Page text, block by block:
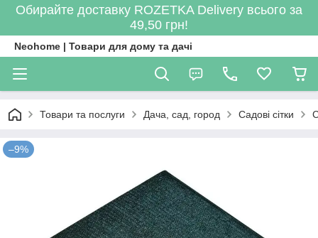
Обирайте доставку ROZETKA Delivery всього за
49,50 грн!
Neohome | Товари для дому та дачі
Товари та послуги Дача, сад, город Садові сітки
–9%